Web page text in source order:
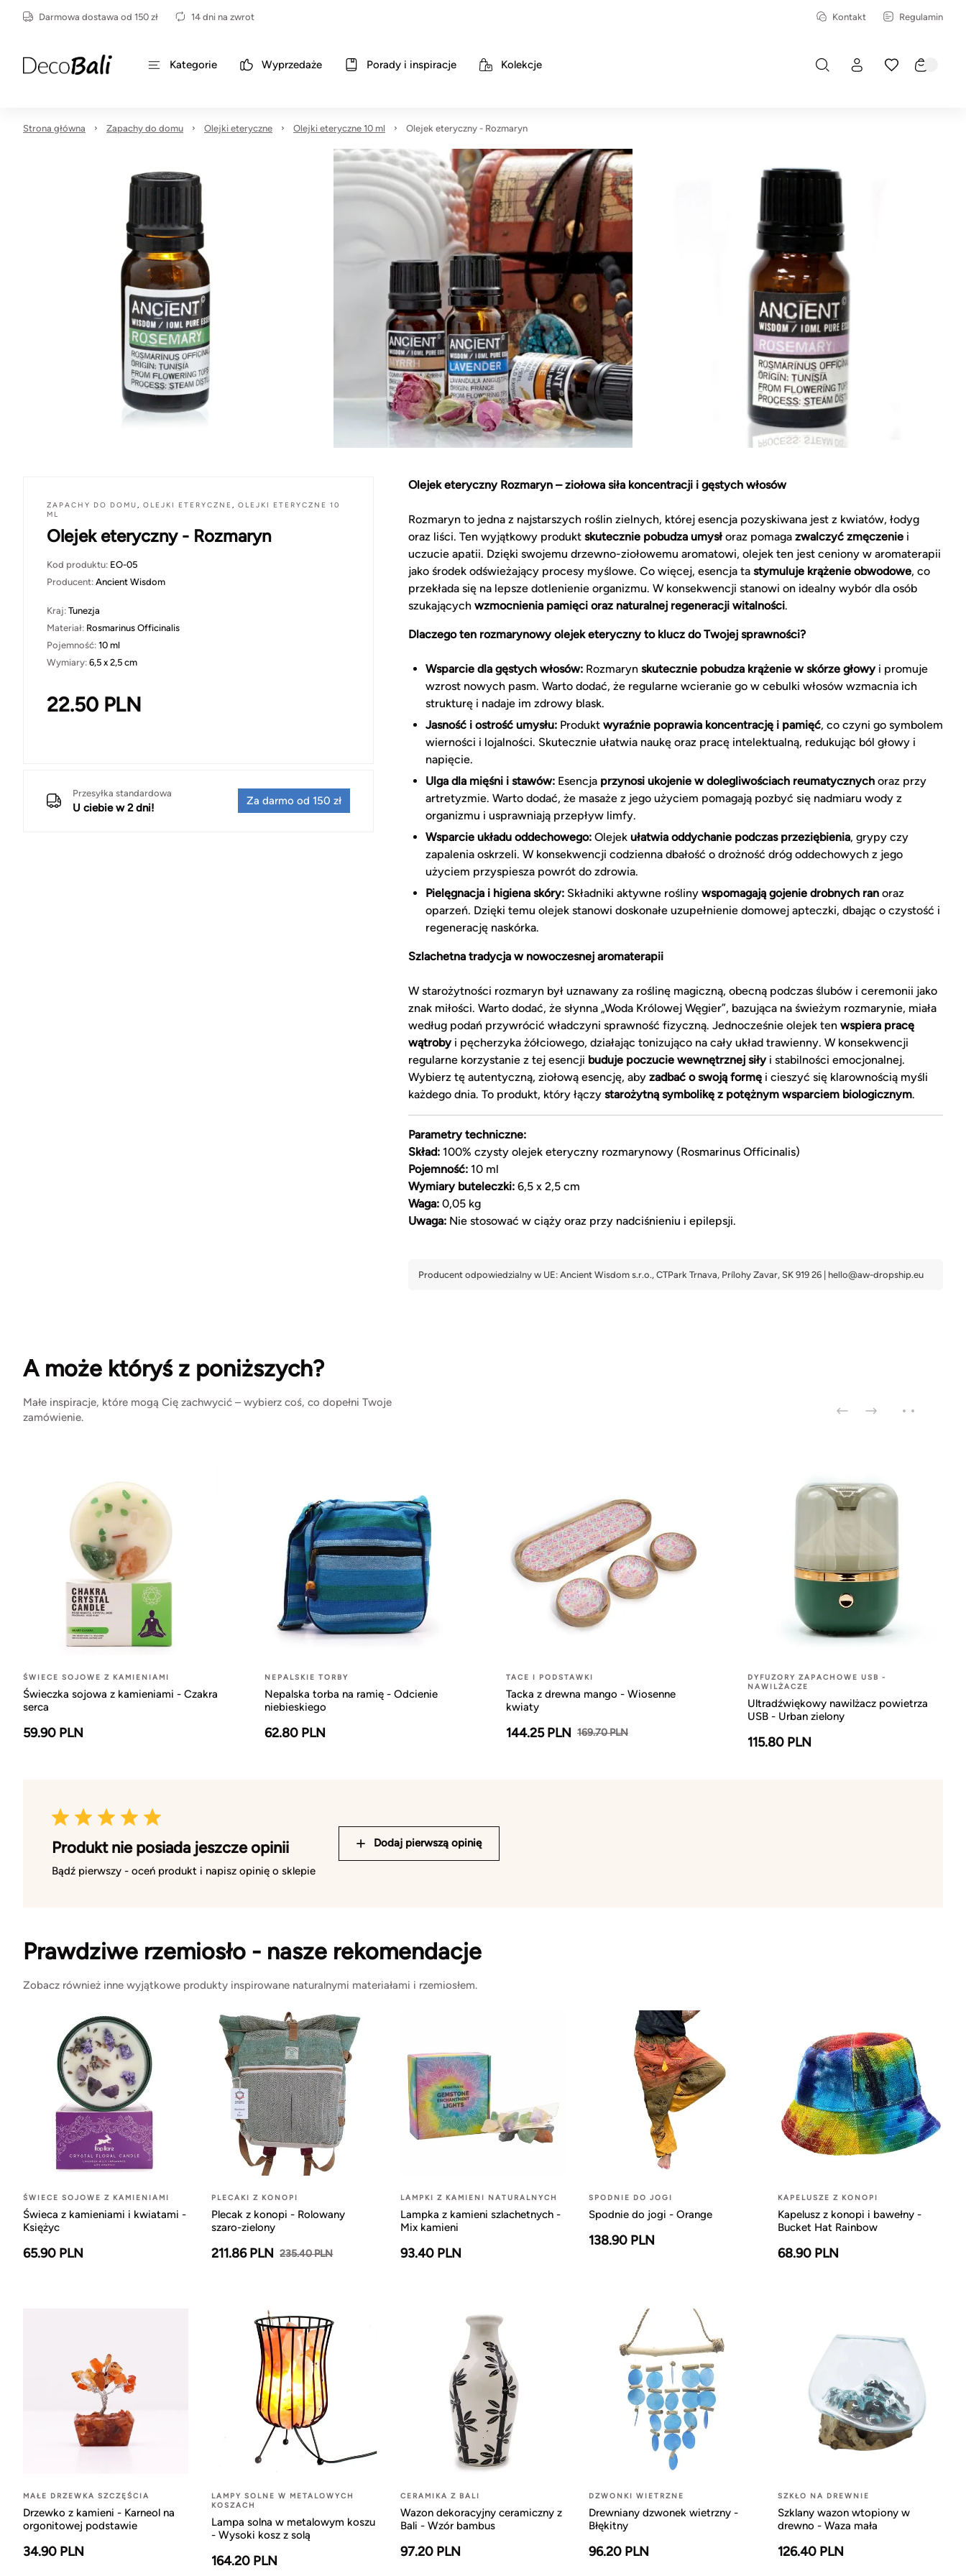
Darmowa dostawa od 150 zł 14 dni na zwrot Kontakt Regulamin
Kategorie Wyprzedaże Porady i inspiracje Kolekcje
Strona główna Zapachy do domu Olejki eteryczne Olejki eteryczne 10 ml Olejek eteryczny - Rozmaryn
ZAPACHY DO DOMU, OLEJKI ETERYCZNE , OLEJKI ETERYCZNE 10
ML
Olejek eteryczny - Rozmaryn
Kod produktu: EO-05
Producent: Ancient Wisdom
Kraj: Tunezja
Materiał: Rosmarinus Officinalis
Pojemność: 10 ml
Wymiary: 6,5 x 2,5 cm
22.50 PLN
Przesyłka standardowa
U ciebie w 2 dni!
Za darmo od 150 zł
Olejek eteryczny Rozmaryn – ziołowa siła koncentracji i gęstych włosów
Rozmaryn to jedna z najstarszych roślin zielnych, której esencja pozyskiwana jest z kwiatów, łodyg
oraz liści. Ten wyjątkowy produkt skutecznie pobudza umysł oraz pomaga zwalczyć zmęczenie i
uczucie apatii. Dzięki swojemu drzewno-ziołowemu aromatowi, olejek ten jest ceniony w aromaterapii
jako środek odświeżający procesy myślowe. Co więcej, esencja ta stymuluje krążenie obwodowe, co
przekłada się na lepsze dotlenienie organizmu. W konsekwencji stanowi on idealny wybór dla osób
szukających wzmocnienia pamięci oraz naturalnej regeneracji witalności.
Dlaczego ten rozmarynowy olejek eteryczny to klucz do Twojej sprawności?
Wsparcie dla gęstych włosów: Rozmaryn skutecznie pobudza krążenie w skórze głowyi promuje
wzrost nowych pasm. Warto dodać, że regularne wcieranie go w cebulki włosów wzmacnia ich
strukturę i nadaje im zdrowy blask.
Jasność i ostrość umysłu: Produkt wyraźnie poprawia koncentrację i pamięć, co czyni go symbolem
wierności i lojalności. Skutecznie ułatwia naukę oraz pracę intelektualną, redukując ból głowy i
napięcie.
Ulga dla mięśni i stawów: Esencja przynosi ukojenie w dolegliwościach reumatycznych oraz przy
artretyzmie. Warto dodać, że masaże z jego użyciem pomagają pozbyć się nadmiaru wody z
organizmu i usprawniają przepływ limfy.
Wsparcie układu oddechowego: Olejek ułatwia oddychanie podczas przeziębienia, grypy czy
zapalenia oskrzeli. W konsekwencji codzienna dbałość o drożność dróg oddechowych z jego
użyciem przyspiesza powrót do zdrowia.
Pielęgnacja i higiena skóry: Składniki aktywne rośliny wspomagają gojenie drobnych ran oraz
oparzeń. Dzięki temu olejek stanowi doskonałe uzupełnienie domowej apteczki, dbając o czystość i
regenerację naskórka.
Szlachetna tradycja w nowoczesnej aromaterapii
W starożytności rozmaryn był uznawany za roślinę magiczną, obecną podczas ślubów i ceremonii jako
znak miłości. Warto dodać, że słynna „Woda Królowej Węgier”, bazująca na świeżym rozmarynie, miała
według podań przywrócić władczyni sprawność fizyczną. Jednocześnie olejek ten wspiera pracę
wątrobyi pęcherzyka żółciowego, działając tonizująco na cały układ trawienny. W konsekwencji
regularne korzystanie z tej esencji buduje poczucie wewnętrznej siłyi stabilności emocjonalnej.
Wybierz tę autentyczną, ziołową esencję, aby zadbać o swoją formę i cieszyć się klarownością myśli
każdego dnia. To produkt, który łączy starożytną symbolikę z potężnym wsparciem biologicznym.
Parametry techniczne:
Skład: 100% czysty olejek eteryczny rozmarynowy (Rosmarinus Officinalis)
Pojemność: 10 ml
Wymiary buteleczki: 6,5 x 2,5 cm
Waga: 0,05 kg
Uwaga: Nie stosować w ciąży oraz przy nadciśnieniu i epilepsji.
A może któryś z poniższych?
Małe inspiracje, które mogą Cię zachwycić – wybierz coś, co dopełni Twoje
zamówienie.
ŚWIECE SOJOWE Z KAMIENIAMI
Świeczka sojowa z kamieniami - Czakra
serca
59.90 PLN
NEPALSKIE TORBY
Nepalska torba na ramię - Odcienie
niebieskiego
62.80 PLN
TACE I PODSTAWKI
Tacka z drewna mango - Wiosenne
kwiaty
144.25 PLN 169.70 PLN
DYFUZORY ZAPACHOWE USB -
NAWILŻACZE
Ultradźwiękowy nawilżacz powietrza
USB - Urban zielony
115.80 PLN
Produkt nie posiada jeszcze opinii
Bądź pierwszy - oceń produkt i napisz opinię o sklepie
Dodaj pierwszą opinię
Prawdziwe rzemiosło - nasze rekomendacje
Zobacz również inne wyjątkowe produkty inspirowane naturalnymi materiałami i rzemiosłem.
ŚWIECE SOJOWE Z KAMIENIAMI
Świeca z kamieniami i kwiatami -
Księżyc
65.90 PLN
PLECAKI Z KONOPI
Plecak z konopi - Rolowany
szaro-zielony
211.86 PLN 235.40 PLN
LAMPKI Z KAMIENI NATURALNYCH
Lampka z kamieni szlachetnych -
Mix kamieni
93.40 PLN
SPODNIE DO JOGI
Spodnie do jogi - Orange
138.90 PLN
KAPELUSZE Z KONOPI
Kapelusz z konopi i bawełny -
Bucket Hat Rainbow
68.90 PLN
MAŁE DRZEWKA SZCZĘŚCIA
Drzewko z kamieni - Karneol na
orgonitowej podstawie
34.90 PLN
LAMPY SOLNE W METALOWYCH
KOSZACH
Lampa solna w metalowym koszu
- Wysoki kosz z solą
164.20 PLN
CERAMIKA Z BALI
Wazon dekoracyjny ceramiczny z
Bali - Wzór bambus
97.20 PLN
DZWONKI WIETRZNE
Drewniany dzwonek wietrzny -
Błękitny
96.20 PLN
SZKŁO NA DREWNIE
Szklany wazon wtopiony w
drewno - Waza mała
126.40 PLN